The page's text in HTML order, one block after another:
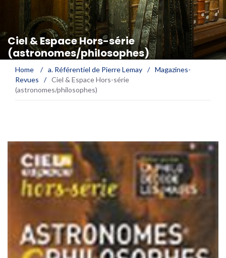
Ciel & Espace Hors-série
(astronomes/philosophes)
Home / a. Référentiel de Pierre Lemay / Magazines-
Revues
/ Ciel & Espace Hors-série
(astronomes/philosophes)